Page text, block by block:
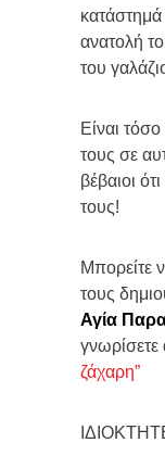
ανατολή
του
Είναι
τους σε
βέβαιοι
τους!
Μπορείτε
τους
Αγία
ζάχαρη”